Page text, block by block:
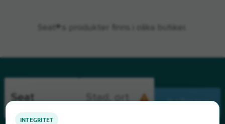
Seat®:s produkter finns i olika butiker.
SÖKNING
INTEGRITET